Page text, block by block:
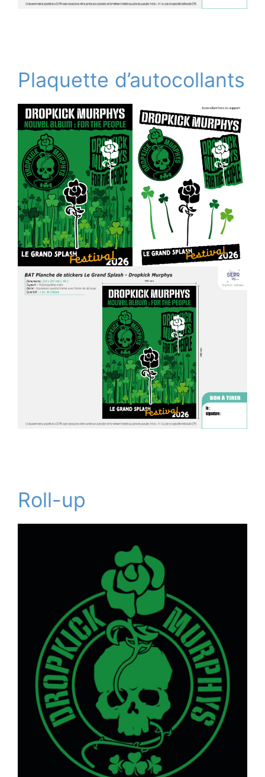
Plaquette d’autocollants
Roll-up